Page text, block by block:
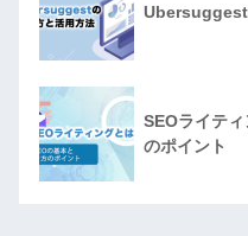
Ubersuggest
SEOライテ
のポイント